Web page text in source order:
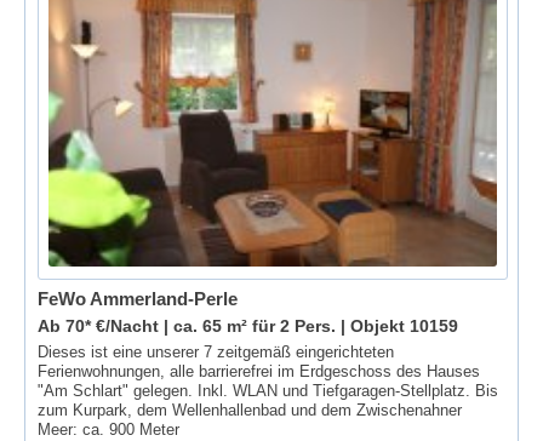
FeWo Ammerland-Perle
Ab 70* €/Nacht | ca. 65 m² für 2 Pers. | Objekt 10159
Dieses ist eine unserer 7 zeitgemäß eingerichteten
Ferienwohnungen, alle barrierefrei im Erdgeschoss des Hauses
"Am Schlart" gelegen. Inkl. WLAN und Tiefgaragen-Stellplatz. Bis
zum Kurpark, dem Wellenhallenbad und dem Zwischenahner
Meer: ca. 900 Meter